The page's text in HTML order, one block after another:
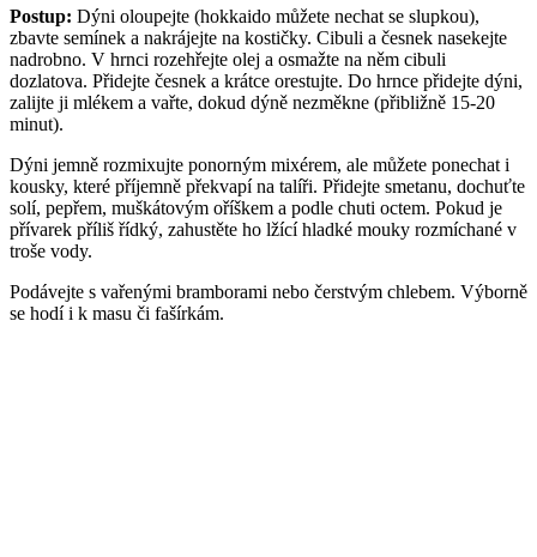
Postup: Dýni oloupejte (hokkaido můžete nechat se slupkou),
zbavte semínek a nakrájejte na kostičky. Cibuli a česnek nasekejte
nadrobno. V hrnci rozehřejte olej a osmažte na něm cibuli
dozlatova. Přidejte česnek a krátce orestujte. Do hrnce přidejte dýni,
zalijte ji mlékem a vařte, dokud dýně nezměkne (přibližně 15-20
minut).
Dýni jemně rozmixujte ponorným mixérem, ale můžete ponechat i
kousky, které příjemně překvapí na talíři. Přidejte smetanu, dochuťte
solí, pepřem, muškátovým oříškem a podle chuti octem. Pokud je
přívarek příliš řídký, zahustěte ho lžící hladké mouky rozmíchané v
troše vody.
Podávejte s vařenými bramborami nebo čerstvým chlebem. Výborně
se hodí i k masu či fašírkám.